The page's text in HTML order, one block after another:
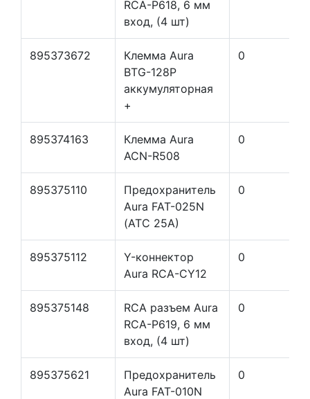
RCA-P618, 6 мм
вход, (4 шт)
895373672
Клемма Aura
BTG-128P
аккумуляторная
+
0
895374163
Клемма Aura
ACN-R508
0
895375110
Предохранитель
Aura FAT-025N
(ATC 25A)
0
895375112
Y-коннектор
Aura RCA-CY12
0
895375148
RCA разъем Aura
RCA-P619, 6 мм
вход, (4 шт)
0
895375621
Предохранитель
Aura FAT-010N
0